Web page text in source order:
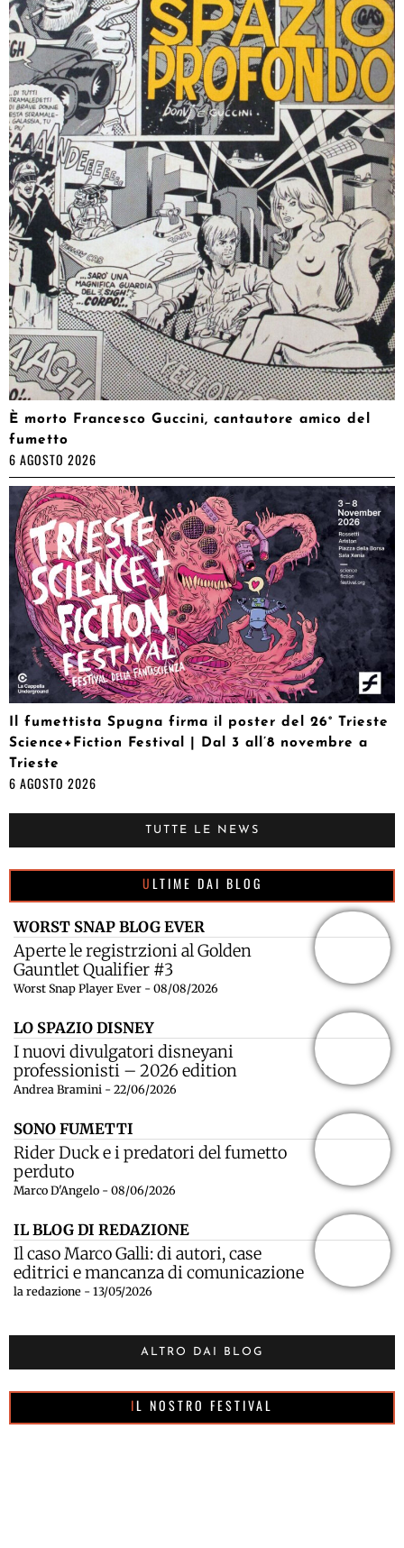
È morto Francesco Guccini, cantautore amico del
fumetto
6 AGOSTO 2026
Il fumettista Spugna firma il poster del 26° Trieste
Science+Fiction Festival | Dal 3 all’8 novembre a
Trieste
6 AGOSTO 2026
TUTTE LE NEWS
ULTIME DAI BLOG
WORST SNAP BLOG EVER
Aperte le registrzioni al Golden
Gauntlet Qualifier #3
Worst Snap Player Ever - 08/08/2026
LO SPAZIO DISNEY
I nuovi divulgatori disneyani
professionisti – 2026 edition
Andrea Bramini - 22/06/2026
SONO FUMETTI
Rider Duck e i predatori del fumetto
perduto
Marco D'Angelo - 08/06/2026
IL BLOG DI REDAZIONE
Il caso Marco Galli: di autori, case
editrici e mancanza di comunicazione
la redazione - 13/05/2026
ALTRO DAI BLOG
IL NOSTRO FESTIVAL